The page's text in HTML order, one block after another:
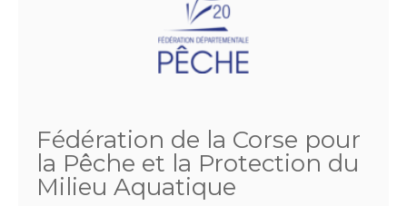
Fédération de la Corse pour
la Pêche et la Protection du
Milieu Aquatique